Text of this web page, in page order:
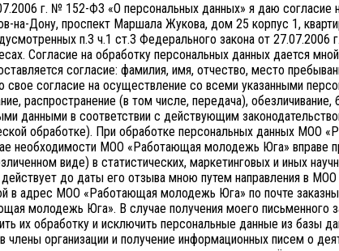
г. № 152-ФЗ «О персональных данных» я даю
Дону, проспект Маршала Жукова, дом 25 корпус 1,
п.3 ч.1 ст.3 Федерального закона от
Согласие на обработку персональных данных дается
согласие: фамилия, имя, отчество, место
согласие на осуществление со всеми указанными
распространение (в том числе, передача),
данными в соответствии с действующим
обработке). При обработке персональных данных
необходимости МОО «Работающая молодежь Юга» вправе
виде) в статистических, маркетинговых и иных
до даты его отзыва мною путем направления в
в адрес МОО «Работающая молодежь Юга» по почте
молодежь Юга». В случае получения моего письменного
обработку и исключить персональные данные из базы
члены организации и получение информационных писем о